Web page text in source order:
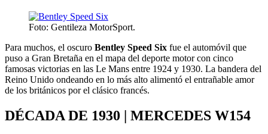
Foto: Gentileza MotorSport.
Para muchos, el oscuro Bentley Speed Six fue el automóvil que
puso a Gran Bretaña en el mapa del deporte motor con cinco
famosas victorias en las Le Mans entre 1924 y 1930. La bandera del
Reino Unido ondeando en lo más alto alimentó el entrañable amor
de los británicos por el clásico francés.
DÉCADA DE 1930 | MERCEDES W154